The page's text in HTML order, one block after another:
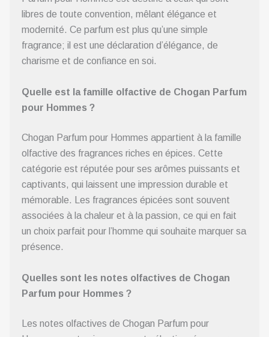
libres de toute convention, mêlant élégance et
modernité. Ce parfum est plus qu’une simple
fragrance; il est une déclaration d’élégance, de
charisme et de confiance en soi.
Quelle est la famille olfactive de Chogan Parfum
pour Hommes ?
Chogan Parfum pour Hommes appartient à la famille
olfactive des fragrances riches en épices. Cette
catégorie est réputée pour ses arômes puissants et
captivants, qui laissent une impression durable et
mémorable. Les fragrances épicées sont souvent
associées à la chaleur et à la passion, ce qui en fait
un choix parfait pour l’homme qui souhaite marquer sa
présence.
Quelles sont les notes olfactives de Chogan
Parfum pour Hommes ?
Les notes olfactives de Chogan Parfum pour